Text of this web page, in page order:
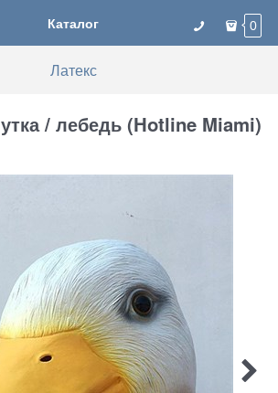
Каталог 0
Латекс
/ лебедь (Hotline Miami)